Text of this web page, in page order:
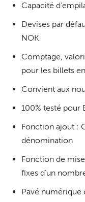
Capacité
Devises par
NOK
Comptage,
pour les billets
Convient aux
100% testé pour
Fonction ajout :
dénomination
Fonction de
fixes d’un
Pavé numérique